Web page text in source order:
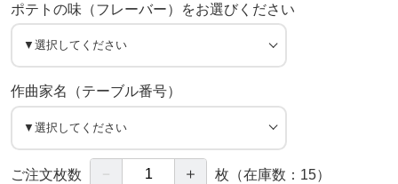
ポテトの味（フレーバー）をお選びください
作曲家名（テーブル番号）
ご注文枚数 － ＋ 枚 （在庫数：15）